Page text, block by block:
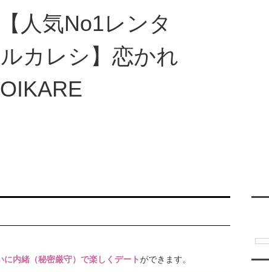
に内緒（秘密厳守）で楽しくデートができます。